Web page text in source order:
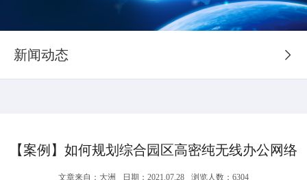
新闻动态
【案例】如何规划综合园区高密纯无线办公网络
文章来自：大洲 日期：2021.07.28 浏览人数：6304